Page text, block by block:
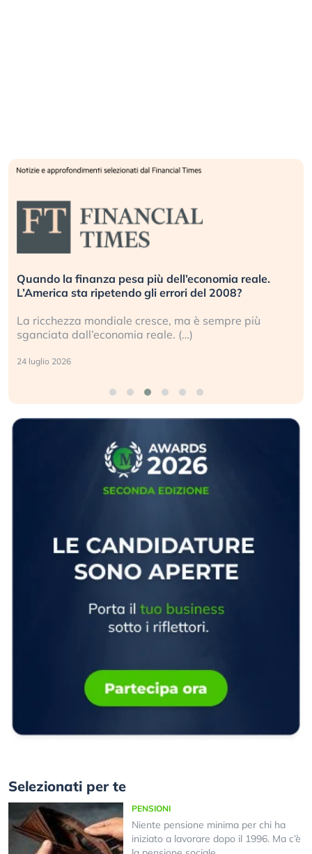
Russia e Cina pronti a spegnere Starlink. Gli
investitori stanno sottovalutando il rischio?
Gli investitori tech continuano a ignorare il rischio
geopolitico: il (…)
17 luglio 2026
Selezionati per te
PENSIONI
Niente pensione minima per chi ha
iniziato a lavorare dopo il 1996. Ma c’è